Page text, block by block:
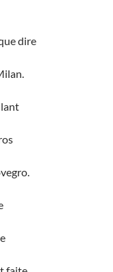
dire